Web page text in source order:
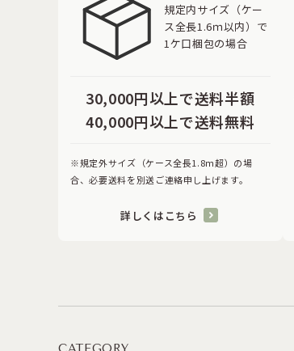
規定内サイズ（ケー
ス全長1.6ｍ以内）で
1ケ口梱包の場合
30,000円以上で送料半額
40,000円以上で送料無料
※規定外サイズ（ケース全長1.8ｍ超）の場
合、必要送料を別送ご連絡申し上げます。
詳しくはこちら